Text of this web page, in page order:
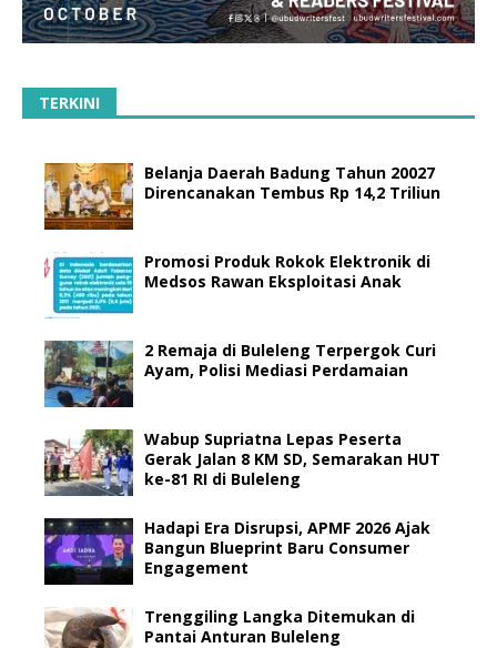
TERKINI
Belanja Daerah Badung Tahun 20027
Direncanakan Tembus Rp 14,2 Triliun
Promosi Produk Rokok Elektronik di
Medsos Rawan Eksploitasi Anak
2 Remaja di Buleleng Terpergok Curi
Ayam, Polisi Mediasi Perdamaian
Wabup Supriatna Lepas Peserta
Gerak Jalan 8 KM SD, Semarakan HUT
ke-81 RI di Buleleng
Hadapi Era Disrupsi, APMF 2026 Ajak
Bangun Blueprint Baru Consumer
Engagement
Trenggiling Langka Ditemukan di
Pantai Anturan Buleleng